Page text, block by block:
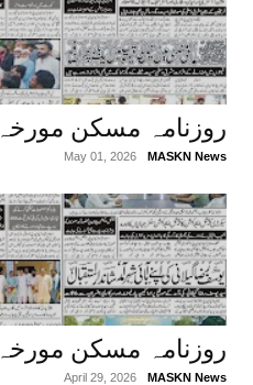
روزنامہ مسکن مورخہ 01 مئی 2026
MASKN News
May 01, 2026
روزنامہ مسکن مورخہ 30 اپریل 2026
MASKN News
April 29, 2026